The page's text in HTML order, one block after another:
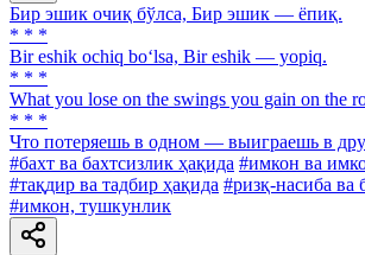
Бир эшик очиқ бўлса, Бир эшик — ёпиқ.
* * *
Bir eshik ochiq bo‘lsa, Bir eshik — yopiq.
* * *
What you lose on the swings you gain on the
* * *
Что потеряешь в одном — выиграешь в
#бахт ва бахтсизлик ҳақида #имкон ва
#тақдир ва тадбир ҳақида #ризқ-насиба ва
#имкон, тушкунлик